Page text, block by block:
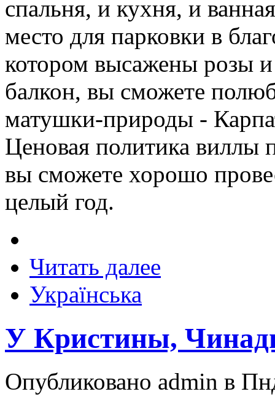
спальня, и кухня, и
место для парковки в
котором высажены розы
балкон, вы сможете
матушки-природы -
Ценовая политика виллы
вы сможете хорошо
целый год.
Читать далее
Українська
У Кристины,
Опубликовано admin в